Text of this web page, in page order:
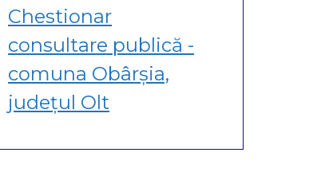
Chestionar
consultare publică -
comuna Obârșia,
județul Olt